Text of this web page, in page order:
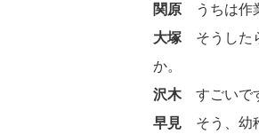
関原 うちは作
大塚そうしたら
か。
沢木すごいです
早見 そう、幼